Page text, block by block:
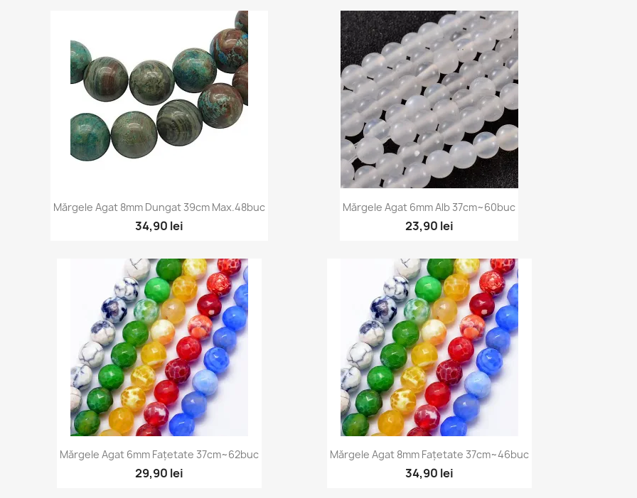
Vizualizare rapidă
Mărgele Agat 8mm Dungat 39cm Max.48buc
34,90 lei
Vizualizare rapidă
Mărgele Agat 6mm Alb 37cm~60buc
23,90 lei
Vizualizare rapidă
Mărgele Agat 6mm Fațetate 37cm~62buc
29,90 lei
Vizualizare rapidă
Mărgele Agat 8mm Fațetate 37cm~46buc
34,90 lei